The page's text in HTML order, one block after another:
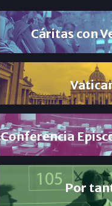
Cáritas con
Conferencia
Por